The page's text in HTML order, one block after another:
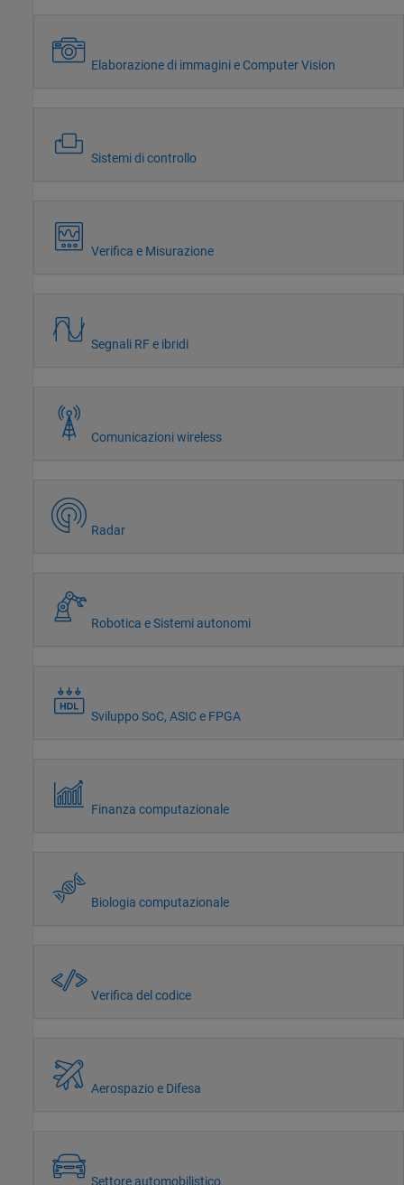
Elaborazione di immagini e Computer Vision
Sistemi di controllo
Verifica e Misurazione
Segnali RF e ibridi
Comunicazioni wireless
Radar
Robotica e Sistemi autonomi
Sviluppo SoC, ASIC e FPGA
Finanza computazionale
Biologia computazionale
Verifica del codice
Aerospazio e Difesa
Settore automobilistico